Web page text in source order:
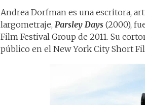
Andrea Dorfman es una escritora,
largometraje, Parsley Days (2000),
Film Festival Group de 2011. Su
público en el New York City Short